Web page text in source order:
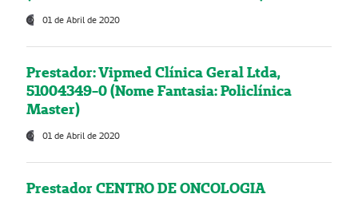
01 de Abril de 2020
Prestador: Vipmed Clínica Geral Ltda,
51004349-0 (Nome Fantasia: Policlínica
Master)
01 de Abril de 2020
Prestador CENTRO DE ONCOLOGIA